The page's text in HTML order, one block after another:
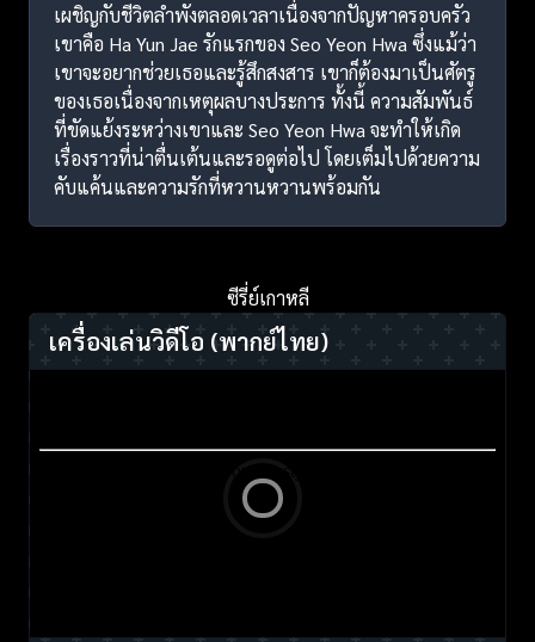
เผชิญกับชีวิตลำพังตลอดเวลาเนื่องจากปัญหาครอบครัว
เขาคือ Ha Yun Jae รักแรกของ Seo Yeon Hwa ซึ่งแม้ว่า
เขาจะอยากช่วยเธอและรู้สึกสงสาร เขาก็ต้องมาเป็นศัตรู
ของเธอเนื่องจากเหตุผลบางประการ ทั้งนี้ ความสัมพันธ์
ที่ขัดแย้งระหว่างเขาและ Seo Yeon Hwa จะทำให้เกิด
เรื่องราวที่น่าตื่นเต้นและรอดูต่อไป โดยเต็มไปด้วยความ
คับแค้นและความรักที่หวานหวานพร้อมกัน
ซีรี่ย์เกาหลี
เครื่องเล่นวิดีโอ (พากย์ไทย)